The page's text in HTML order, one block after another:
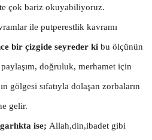
çok bariz okuyabiliyoruz.
ile putperestlik kavramı
bir çizgide seyreder ki bu ölçünün
doğruluk, merhamet için
gölgesi sıfatıyla dolaşan zorbaların
gelir.
ise; Allah,din,ibadet gibi